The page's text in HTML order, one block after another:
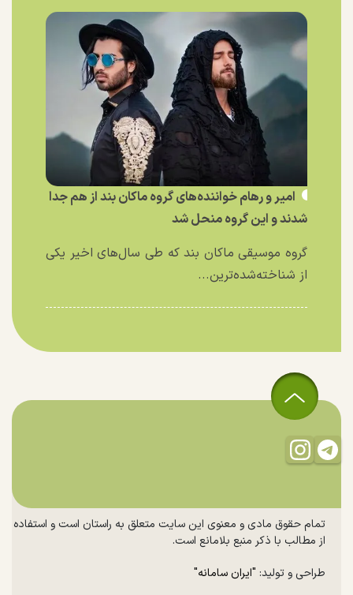
امیر و رهام خواننده‌های گروه ماکان بند از هم جدا
شدند و این گروه منحل شد
گروه موسیقی ماکان بند که طی سال‌های اخیر یکی
از شناخته‌شده‌ترین...
تمام حقوق مادی و معنوی این سایت متعلق به راستان است و استفاده
از مطالب با ذکر منبع بلامانع است.
طراحی و تولید: "ایران سامانه"